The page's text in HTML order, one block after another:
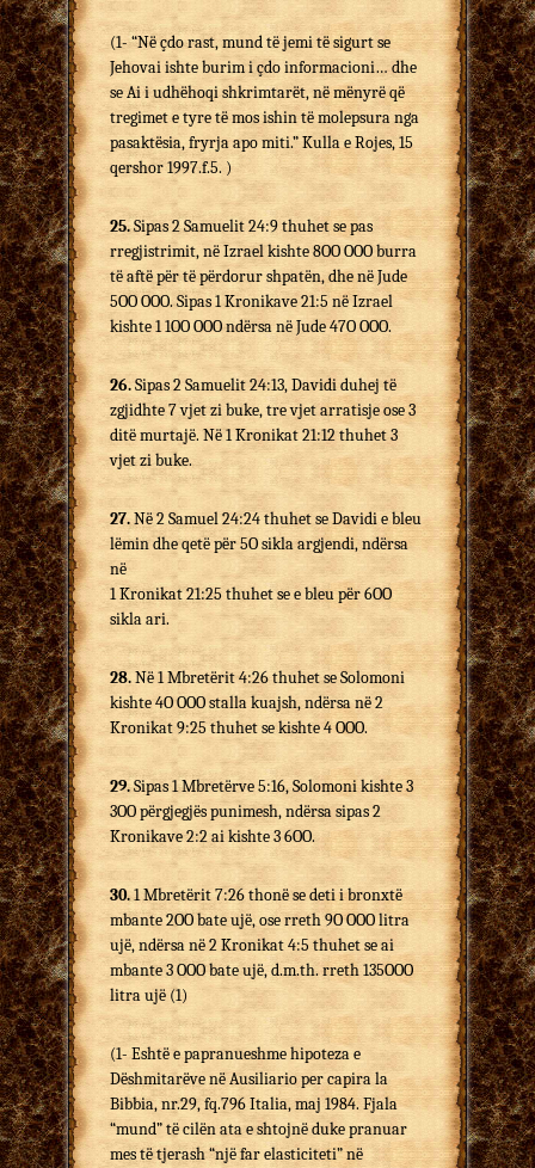
(1- “Në çdo rast, mund të jemi të sigurt se
Jehovai ishte burim i çdo informacioni… dhe
se Ai i udhëhoqi shkrimtarët, në mënyrë që
tregimet e tyre të mos ishin të molepsura nga
pasaktësia, fryrja apo miti.” Kulla e Rojes, 15
qershor 1997.f.5. )
25.Sipas 2 Samuelit 24:9 thuhet se pas
rregjistrimit, në Izrael kishte 8OO OOO burra
të aftë për të përdorur shpatën, dhe në Jude
5OO OOO. Sipas 1 Kronikave 21:5 në Izrael
kishte 1 1OO OOO ndërsa në Jude 47O OOO.
26.Sipas 2 Samuelit 24:13, Davidi duhej të
zgjidhte 7 vjet zi buke, tre vjet arratisje ose 3
ditë murtajë. Në 1 Kronikat 21:12 thuhet 3
vjet zi buke.
27.Në 2 Samuel 24:24 thuhet se Davidi e bleu
lëmin dhe qetë për 5O sikla argjendi, ndërsa
në
1 Kronikat 21:25 thuhet se e bleu për 6OO
sikla ari.
28.Në 1 Mbretërit 4:26 thuhet se Solomoni
kishte 4O OOO stalla kuajsh, ndërsa në 2
Kronikat 9:25 thuhet se kishte 4 OOO.
29.Sipas 1 Mbretërve 5:16, Solomoni kishte 3
3OO përgjegjës punimesh, ndërsa sipas 2
Kronikave 2:2 ai kishte 3 6OO.
30.1 Mbretërit 7:26 thonë se deti i bronxtë
mbante 2OO bate ujë, ose rreth 9O OOO litra
ujë, ndërsa në 2 Kronikat 4:5 thuhet se ai
mbante 3 OOO bate ujë, d.m.th. rreth 135OOO
litra ujë (1)
(1- Eshtë e papranueshme hipoteza e
Dëshmitarëve në Ausiliario per capira la
Bibbia, nr.29, fq.796 Italia, maj 1984. Fjala
“mund” të cilën ata e shtojnë duke pranuar
mes të tjerash “një far elasticiteti” në